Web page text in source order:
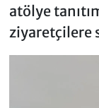
atölye
ziyaretçilere